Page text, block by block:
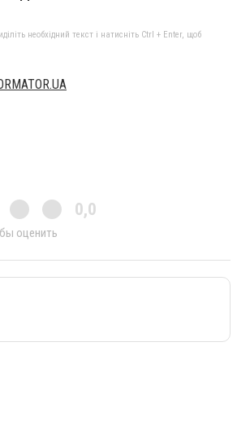
необхідний текст і натисніть Ctrl + Enter, щоб
0,0
оценить